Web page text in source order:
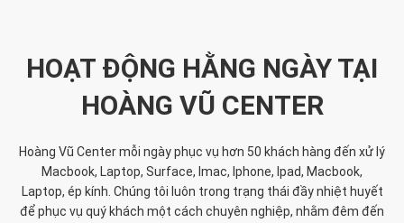
HOẠT ĐỘNG HẰNG NGÀY TẠI
HOÀNG VŨ CENTER
Hoàng Vũ Center mỗi ngày phục vụ hơn 50 khách hàng đến xử lý
Macbook, Laptop, Surface, Imac, Iphone, Ipad, Macbook,
Laptop, ép kính. Chúng tôi luôn trong trạng thái đầy nhiệt huyết
để phục vụ quý khách một cách chuyên nghiệp, nhằm đêm đến